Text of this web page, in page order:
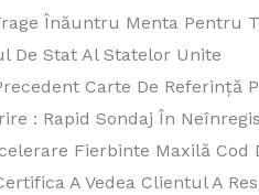
Înăuntru Menta Pentru
De Stat Al Statelor Unite
Carte De Referință
: Rapid Sondaj În
Fierbinte Maxilă
A Vedea Clientul A